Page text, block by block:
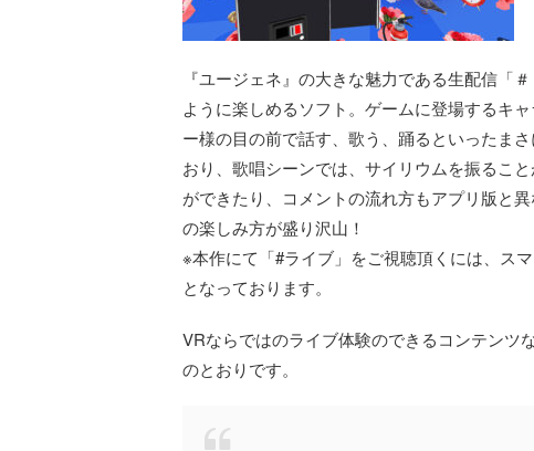
『ユージェネ』の大きな魅力である生配信「
ように楽しめるソフト。ゲームに登場するキ
ー様の目の前で話す、歌う、踊るといったま
おり、歌唱シーンでは、サイリウムを振るこ
ができたり、コメントの流れ方もアプリ版と
の楽しみ方が盛り沢山！
※本作にて「#ライブ」をご視聴頂くには、ス
となっております。
VRならではのライブ体験のできるコンテン
のとおりです。